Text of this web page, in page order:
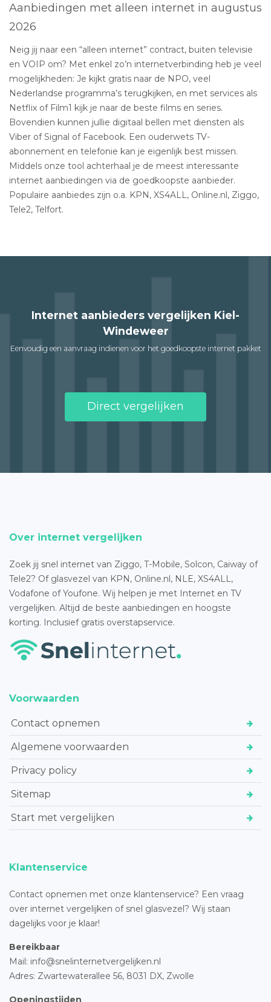
Aanbiedingen met alleen internet in augustus
2026
Neig jij naar een “alleen internet” contract, buiten televisie
en VOIP om? Met enkel zo’n internetverbinding heb je veel
mogelijkheden: Je kijkt gratis naar de NPO, veel
Nederlandse programma’s terugkijken, en met services als
Netflix of Film1 kijk je naar de beste films en series.
Bovendien kunnen jullie digitaal bellen met diensten als
Viber of Signal of Facebook. Een ouderwets TV-
abonnement en telefonie kan je eigenlijk best missen.
Middels onze tool achterhaal je de meest interessante
internet aanbiedingen via de goedkoopste aanbieder.
Populaire aanbiedes zijn o.a. KPN, XS4ALL, Online.nl, Ziggo,
Tele2, Telfort.
Internet aanbieders vergelijken Kiel-
Windeweer
Eenvoudig een aanvraag indienen voor het goedkoopste internet pakket
Direct vergelijken
Over internet vergelijken
Zoek jij snel internet van Ziggo, T-Mobile, Solcon, Caiway of
Tele2? Of glasvezel van KPN, Online.nl, NLE, XS4ALL,
Vodafone of Youfone. Wij helpen je met Internet en TV
vergelijken. Altijd de beste aanbiedingen en hoogste
korting. Inclusief gratis overstapservice.
Voorwaarden
Contact opnemen
Algemene voorwaarden
Privacy policy
Sitemap
Start met vergelijken
Klantenservice
Contact opnemen met onze klantenservice? Een vraag
over internet vergelijken of snel glasvezel? Wij staan
dagelijks voor je klaar!
Bereikbaar
Mail: info@snelinternetvergelijken.nl
Adres: Zwartewaterallee 56, 8031 DX, Zwolle
Openingstijden